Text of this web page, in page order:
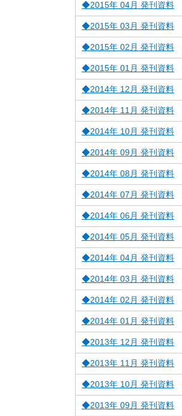
◆2015年 04月 発刊資料
◆2015年 03月 発刊資料
◆2015年 02月 発刊資料
◆2015年 01月 発刊資料
◆2014年 12月 発刊資料
◆2014年 11月 発刊資料
◆2014年 10月 発刊資料
◆2014年 09月 発刊資料
◆2014年 08月 発刊資料
◆2014年 07月 発刊資料
◆2014年 06月 発刊資料
◆2014年 05月 発刊資料
◆2014年 04月 発刊資料
◆2014年 03月 発刊資料
◆2014年 02月 発刊資料
◆2014年 01月 発刊資料
◆2013年 12月 発刊資料
◆2013年 11月 発刊資料
◆2013年 10月 発刊資料
◆2013年 09月 発刊資料